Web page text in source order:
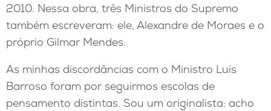
2010. Nessa obra, três Ministros do Supremo
também escreveram: ele, Alexandre de Moraes e o
próprio Gilmar Mendes.
As minhas discordâncias com o Ministro Luís
Barroso foram por seguirmos escolas de
pensamento distintas. Sou um originalista: acho